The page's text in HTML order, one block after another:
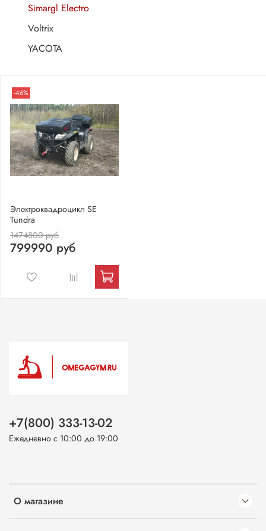
-46%
Электроквадроцикл SE
Tundra
1474800 руб
799990 руб
Simargl Electro
Voltrix
YACOTA
О магазине
+7(800) 333-13-02
Ежедневно с 10:00 до 19:00